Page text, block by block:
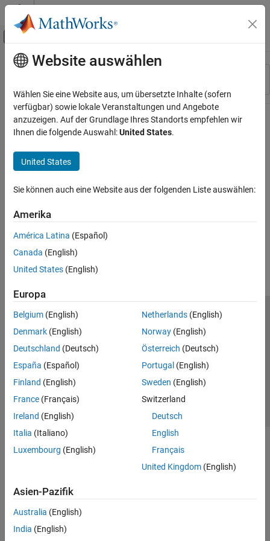
Weiter zum Inhalt
Umschaltung für Off-Canvas-
Ressource
Hauptinhalt
Website auswählen
Wählen Sie eine Website aus, um übersetzte Inhalte (sofern
verfügbar) sowie lokale Veranstaltungen und Angebote
anzuzeigen. Auf der Grundlage Ihres Standorts empfehlen wir
Ihnen die folgende Auswahl:United States.
United States
Sie können auch eine Website aus der folgenden Liste auswählen:
Amerika
América Latina (Español)
Canada (English)
United States (English)
Europa
Belgium (English)
Denmark (English)
Deutschland (Deutsch)
España (Español)
Finland (English)
France (Français)
Ireland (English)
Italia (Italiano)
Luxembourg (English)
Netherlands(English)
Norway(English)
Österreich (Deutsch)
Portugal (English)
Sweden (English)
Switzerland
Deutsch
English
Français
United Kingdom(English)
Asien-Pazifik
Australia (English)
India (English)
Trust Center
Datenschutz-Richtlinien
Datendiebstahl verhindern
Status von Anwendungen
© 1994-2026 The MathWorks, Inc.
Website auswählen
Deutschland